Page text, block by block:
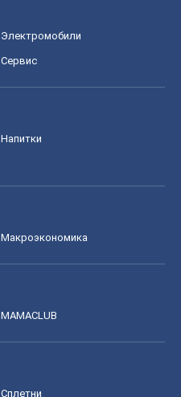
Электромобили
Сервис
Напитки
Mакроэкономика
MAMACLUB
Сплетни